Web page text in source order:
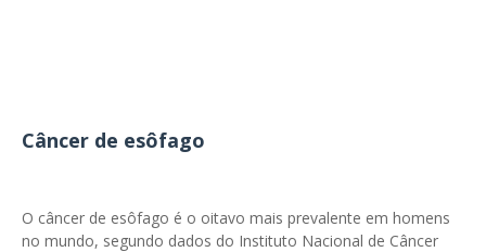
Câncer de esôfago
O câncer de esôfago é o oitavo mais prevalente em homens
no mundo, segundo dados do Instituto Nacional de Câncer